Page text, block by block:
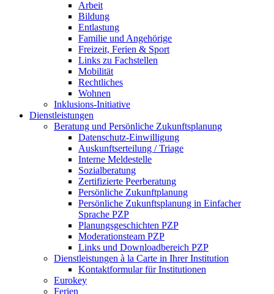
Arbeit
Bildung
Entlastung
Familie und Angehörige
Freizeit, Ferien & Sport
Links zu Fachstellen
Mobilität
Rechtliches
Wohnen
Inklusions-Initiative
Dienstleistungen
Beratung und Persönliche Zukunftsplanung
Datenschutz-Einwilligung
Auskunftserteilung / Triage
Interne Meldestelle
Sozialberatung
Zertifizierte Peerberatung
Persönliche Zukunftplanung
Persönliche Zukunftsplanung in Einfacher
Sprache PZP
Planungsgeschichten PZP
Moderationsteam PZP
Links und Downloadbereich PZP
Dienstleistungen à la Carte in Ihrer Institution
Kontaktformular für Institutionen
Eurokey
Ferien